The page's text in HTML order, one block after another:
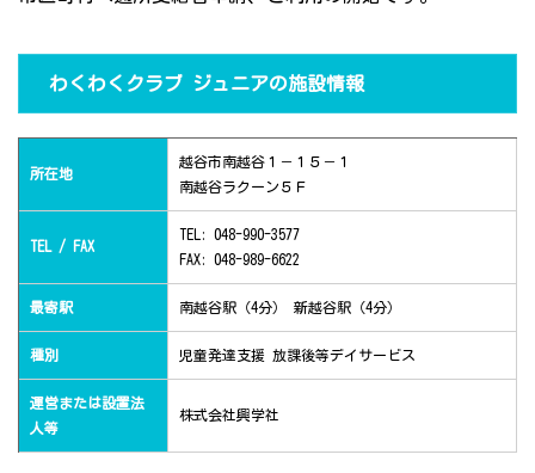
わくわくクラブ ジュニアの施設情報
所在地
越谷市南越谷１－１５－１
南越谷ラクーン５Ｆ
TEL / FAX
TEL: 048-990-3577
FAX: 048-989-6622
最寄駅 南越谷駅（4分） 新越谷駅（4分）
種別 児童発達支援 放課後等デイサービス
運営または設置法
人等
株式会社興学社